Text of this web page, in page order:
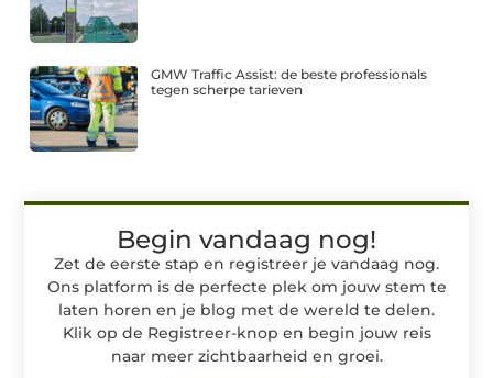
GMW Traffic Assist: de beste professionals
tegen scherpe tarieven
Begin vandaag nog!
Zet de eerste stap en registreer je vandaag nog.
Ons platform is de perfecte plek om jouw stem te
laten horen en je blog met de wereld te delen.
Klik op de Registreer-knop en begin jouw reis
naar meer zichtbaarheid en groei.